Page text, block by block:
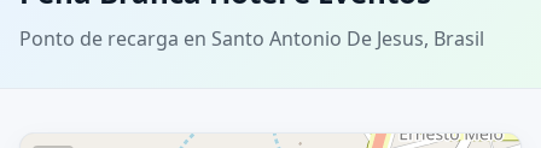
Ponto de recarga en Santo Antonio De Jesus, Brasil